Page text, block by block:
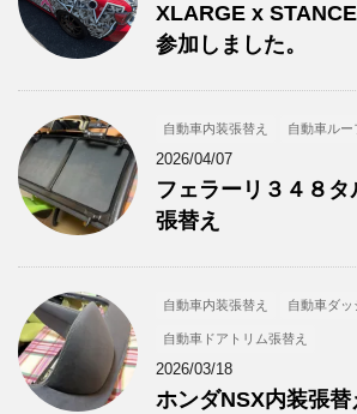
XLARGE x
参加しました。
自動車内装張替え 自動車ルー
2026/04/07
フェラーリ３４８
張替え
自動車内装張替え 自動車ダッ
自動車ドアトリム張替え
2026/03/18
ホンダNSX内装張